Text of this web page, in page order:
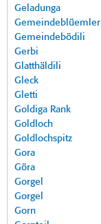
Geladunga
Gemeindeblüemler
Gemeindebödili
Gerbi
Glatthäldili
Gleck
Gletti
Goldiga Rank
Goldloch
Goldlochspitz
Gora
Göra
Gorgel
Gorgel
Gorn